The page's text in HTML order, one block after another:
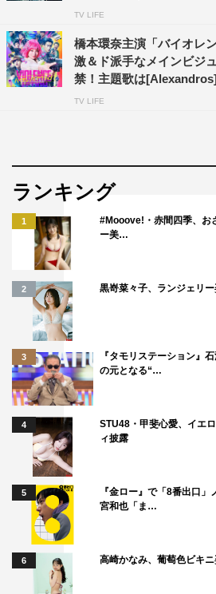
公式サイト：VA-MOVIE.JP
©浅井蓮次・沢田 新・小学館／『
ン』製作委員会
TVLIFE 佐藤二朗
大東駿介
杉野遥亮
鈴鹿央士 馬場ふみか
TV LIFE
橋本環奈主演「バイオレ
激＆ド派手なメインビジ
禁！主題歌は
TV LIFE
ランキング
1
#Mooove!・赤間四季、お
ー美…
2 黒嵜菜々子、ランジェリ
3
『タモリステーション』
の元となる“…
4
STU48・甲斐心愛、イエ
ィ披露
5
『金ロー』で「8番出口
宮和也「ま…
6 高崎かなみ、葡萄色ビキ